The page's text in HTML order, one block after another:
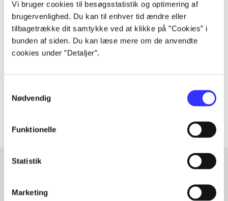
Vi bruger cookies til besøgsstatistik og optimering af
brugervenlighed. Du kan til enhver tid ændre eller
tilbagetrække dit samtykke ved at klikke på ”Cookies” i
bunden af siden. Du kan læse mere om de anvendte
cookies under ”Detaljer”.
Nødvendig
Funktionelle
Statistik
Marketing
Tidsskrift
Artiklen er en del af
Artiklerne i
Artikler med samme emner